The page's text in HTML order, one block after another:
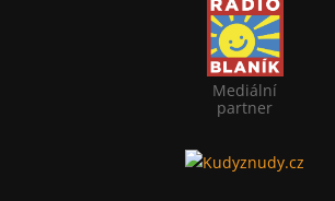
Mediální
partner